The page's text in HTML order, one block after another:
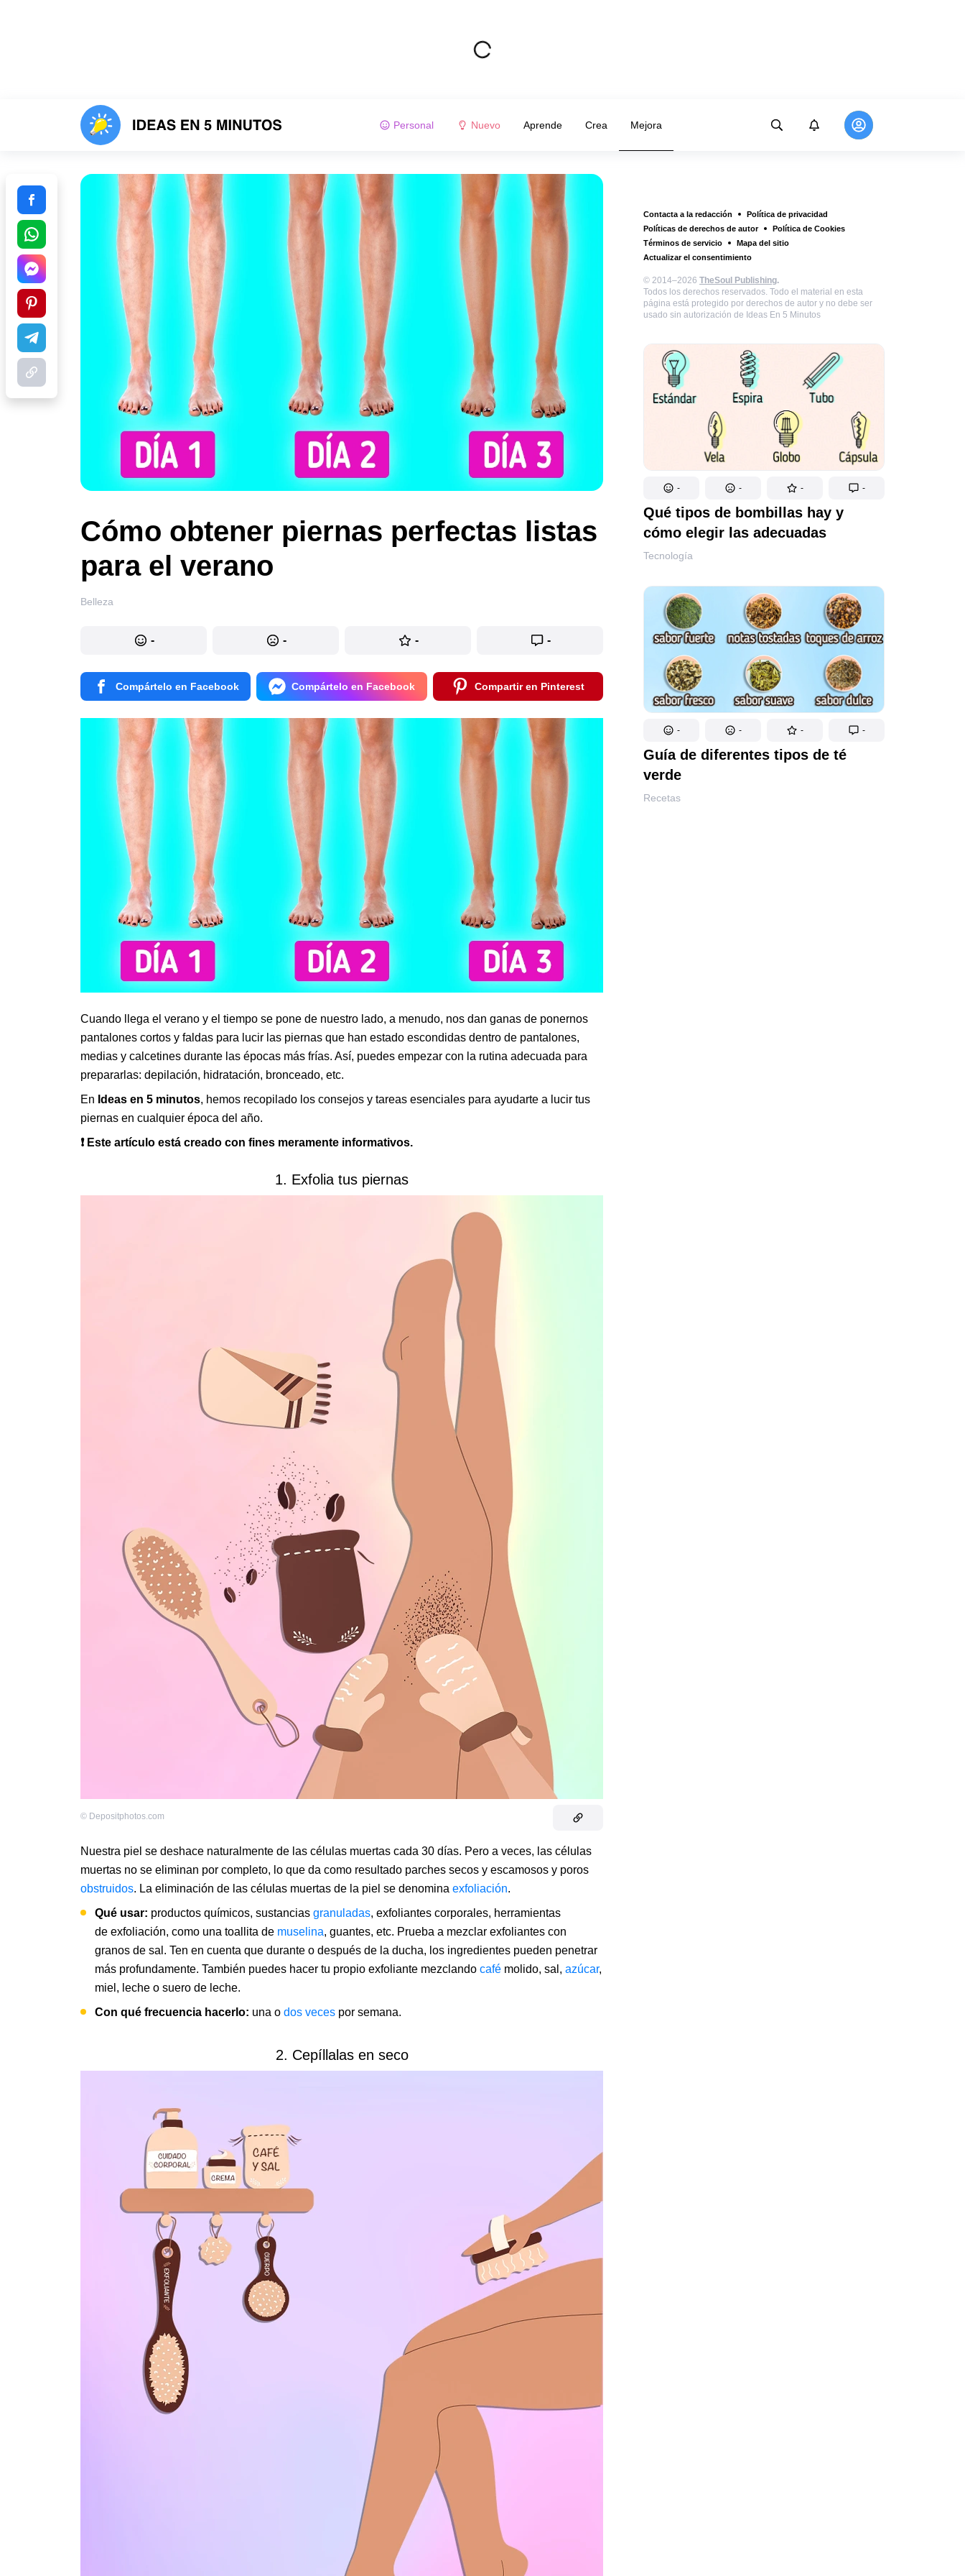
Personal Nuevo Aprende Crea Mejora
Contacta a la redacción
Política de privacidad
Políticas de derechos de autor
Política de Cookies
Términos de servicio
Mapa del sitio
Actualizar el consentimiento
© 2014–2026 TheSoul Publishing.
Todos los derechos reservados. Todo el material en esta
página está protegido por derechos de autor y no debe ser
usado sin autorización de Ideas En 5 Minutos
- - - -
Qué tipos de bombillas hay y
cómo elegir las adecuadas
Tecnología
- - - -
Guía de diferentes tipos de té
verde
Recetas
Cómo obtener piernas perfectas listas
para el verano
Belleza
- - - -
Compártelo en Facebook Compártelo en Facebook Compartir en Pinterest
Cuando llega el verano y el tiempo se pone de nuestro lado, a menudo, nos dan ganas de ponernos
pantalones cortos y faldas para lucir las piernas que han estado escondidas dentro de pantalones,
medias y calcetines durante las épocas más frías. Así, puedes empezar con la rutina adecuada para
prepararlas: depilación, hidratación, bronceado, etc.
En Ideas en 5 minutos, hemos recopilado los consejos y tareas esenciales para ayudarte a lucir tus
piernas en cualquier época del año.
❗ Este artículo está creado con fines meramente informativos.
1. Exfolia tus piernas
© Depositphotos.com
Nuestra piel se deshace naturalmente de las células muertas cada 30 días. Pero a veces, las células
muertas no se eliminan por completo, lo que da como resultado parches secos y escamosos y poros
obstruidos. La eliminación de las células muertas de la piel se denomina exfoliación.
Qué usar: productos químicos, sustancias granuladas, exfoliantes corporales, herramientas
de exfoliación, como una toallita de muselina, guantes, etc. Prueba a mezclar exfoliantes con
granos de sal. Ten en cuenta que durante o después de la ducha, los ingredientes pueden penetrar
más profundamente. También puedes hacer tu propio exfoliante mezclando café molido, sal, azúcar,
miel, leche o suero de leche.
Con qué frecuencia hacerlo: una o dos veces por semana.
2. Cepíllalas en seco